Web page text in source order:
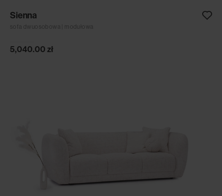
Sienna
sofa dwuosobowa | modułowa
5,040.00 zł